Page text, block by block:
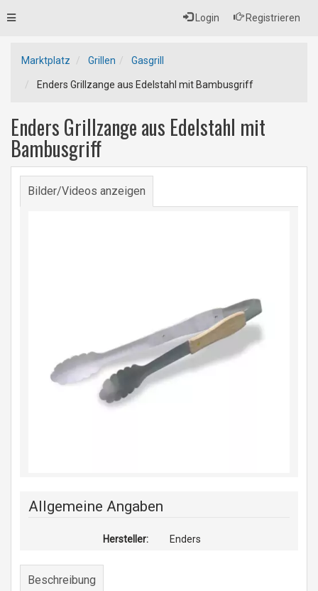
Login Registrieren
Toggle
Marktplatz Grillen Gasgrill
Enders Grillzange aus Edelstahl mit Bambusgriff
Enders Grillzange aus Edelstahl mit
Bambusgriff
Bilder/Videos anzeigen
Allgemeine Angaben
Hersteller: Enders
Beschreibung